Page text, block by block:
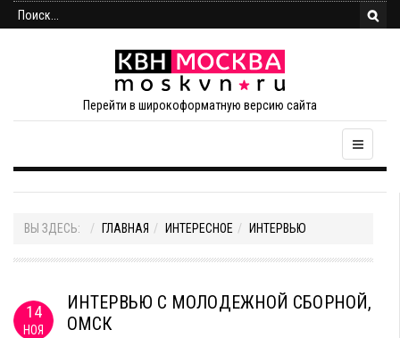
Перейти в широкоформатную версию сайта
ВЫ ЗДЕСЬ: ГЛАВНАЯ ИНТЕРЕСНОЕ ИНТЕРВЬЮ
14
НОЯ
ИНТЕРВЬЮ С МОЛОДЕЖНОЙ СБОРНОЙ,
ОМСК